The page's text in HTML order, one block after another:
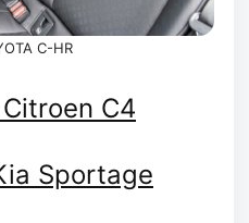
C-HR
C4
Sportage